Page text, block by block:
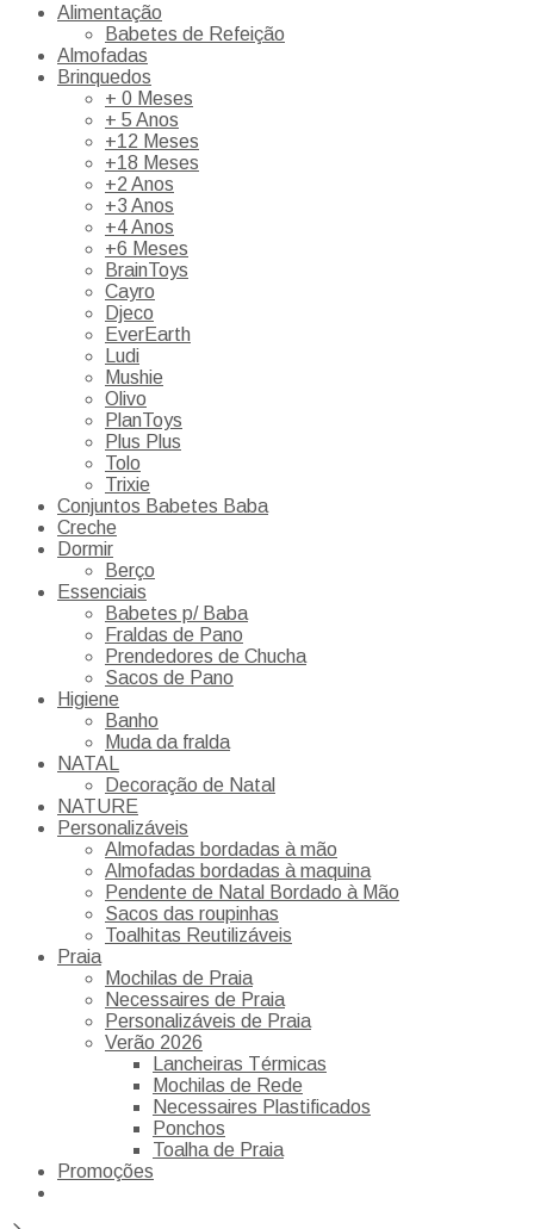
Alimentação
Babetes de Refeição
Almofadas
Brinquedos
+ 0 Meses
+ 5 Anos
+12 Meses
+18 Meses
+2 Anos
+3 Anos
+4 Anos
+6 Meses
BrainToys
Cayro
Djeco
EverEarth
Ludi
Mushie
Olivo
PlanToys
Plus Plus
Tolo
Trixie
Conjuntos Babetes Baba
Creche
Dormir
Berço
Essenciais
Babetes p/ Baba
Fraldas de Pano
Prendedores de Chucha
Sacos de Pano
Higiene
Banho
Muda da fralda
NATAL
Decoração de Natal
NATURE
Personalizáveis
Almofadas bordadas à mão
Almofadas bordadas à maquina
Pendente de Natal Bordado à Mão
Sacos das roupinhas
Toalhitas Reutilizáveis
Praia
Mochilas de Praia
Necessaires de Praia
Personalizáveis de Praia
Verão 2026
Lancheiras Térmicas
Mochilas de Rede
Necessaires Plastificados
Ponchos
Toalha de Praia
Promoções